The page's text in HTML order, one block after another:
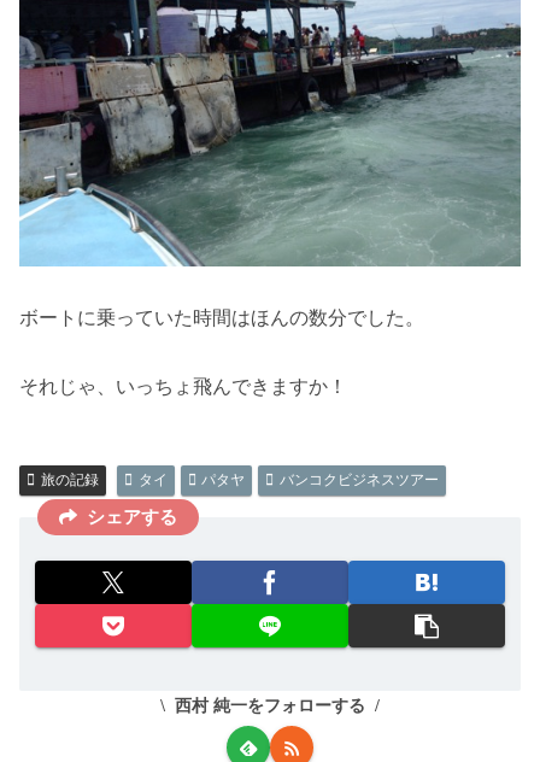
ボートに乗っていた時間はほんの数分でした。
それじゃ、いっちょ飛んできますか！
旅の記録 タイ パタヤ バンコクビジネスツアー
シェアする
西村 純一をフォローする